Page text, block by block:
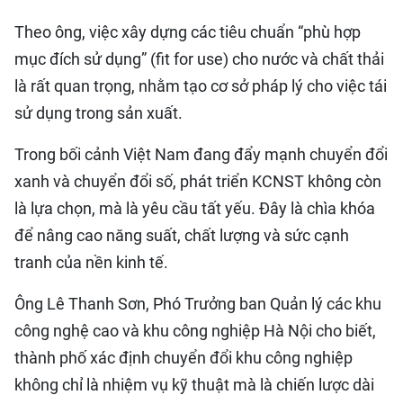
Theo ông, việc xây dựng các tiêu chuẩn “phù hợp
mục đích sử dụng” (fit for use) cho nước và chất thải
là rất quan trọng, nhằm tạo cơ sở pháp lý cho việc tái
sử dụng trong sản xuất.
Trong bối cảnh Việt Nam đang đẩy mạnh chuyển đổi
xanh và chuyển đổi số, phát triển KCNST không còn
là lựa chọn, mà là yêu cầu tất yếu. Đây là chìa khóa
để nâng cao năng suất, chất lượng và sức cạnh
tranh của nền kinh tế.
Ông Lê Thanh Sơn, Phó Trưởng ban Quản lý các khu
công nghệ cao và khu công nghiệp Hà Nội cho biết,
thành phố xác định chuyển đổi khu công nghiệp
không chỉ là nhiệm vụ kỹ thuật mà là chiến lược dài